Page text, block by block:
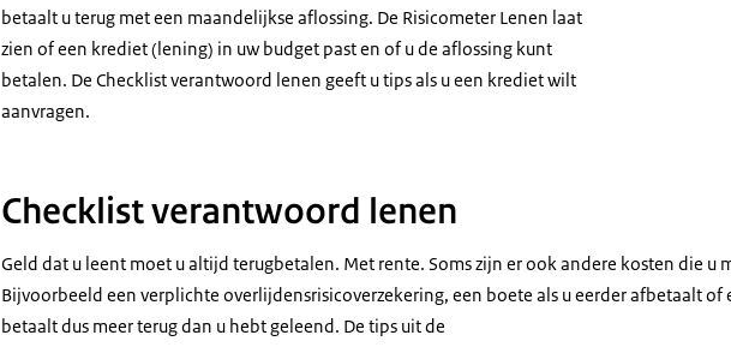
betaalt u terug met een maandelijkse aflossing. De Risicometer Lenen laat
zien of een krediet (lening) in uw budget past en of u de aflossing kunt
betalen. De Checklist verantwoord lenen geeft u tips als u een krediet wilt
aanvragen.
Checklist verantwoord lenen
Geld dat u leent moet u altijd terugbetalen. Met rente. Soms zijn er ook andere kosten die u
Bijvoorbeeld een verplichte overlijdensrisicoverzekering, een boete als u eerder afbetaalt of
betaalt dus meer terug dan u hebt geleend. De tips uit de